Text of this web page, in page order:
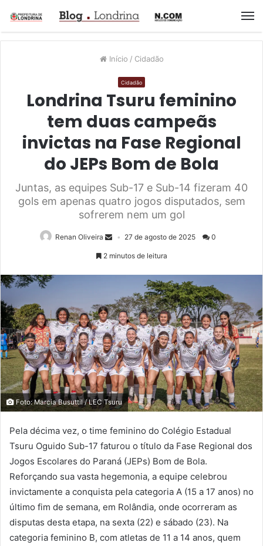
Início / Cidadão
Cidadão
Londrina Tsuru feminino
tem duas campeãs
invictas na Fase Regional
do JEPs Bom de Bola
Juntas, as equipes Sub-17 e Sub-14 fizeram 40
gols em apenas quatro jogos disputados, sem
sofrerem nem um gol
Renan Oliveira 27 de agosto de 2025 0
2 minutos de leitura
Foto: Marcia Busuttil / LEC Tsuru
Pela décima vez, o time feminino do Colégio Estadual
Tsuru Oguido Sub-17 faturou o título da Fase Regional dos
Jogos Escolares do Paraná (JEPs) Bom de Bola.
Reforçando sua vasta hegemonia, a equipe celebrou
invictamente a conquista pela categoria A (15 a 17 anos) no
último fim de semana, em Rolândia, onde ocorreram as
disputas desta etapa, na sexta (22) e sábado (23). Na
categoria feminino B, com atletas de 11 a 14 anos, quem